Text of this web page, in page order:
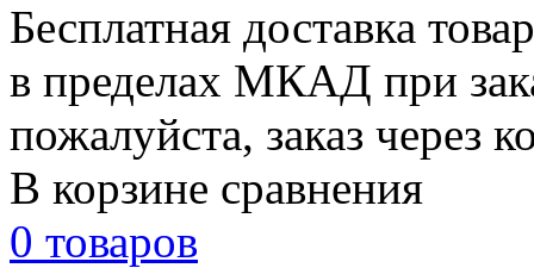
Бесплатная доставка
в пределах МКАД при
пожалуйста, заказ через
В корзине сравнения
0 товаров